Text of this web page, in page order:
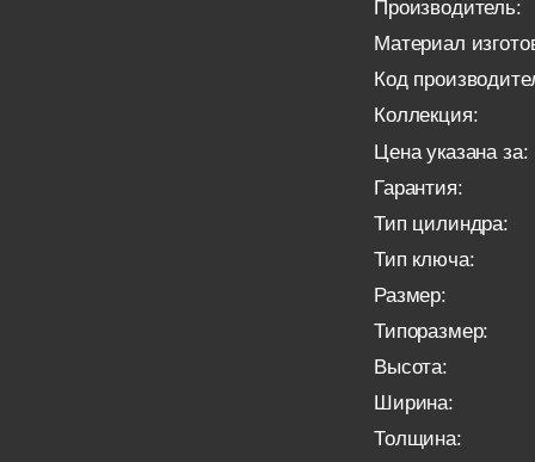
Производитель:
Материал
Код
Коллекция:
Цена указана за:
Гарантия:
Тип цилиндра:
Тип ключа:
Размер:
Типоразмер:
Высота:
Ширина:
Толщина: